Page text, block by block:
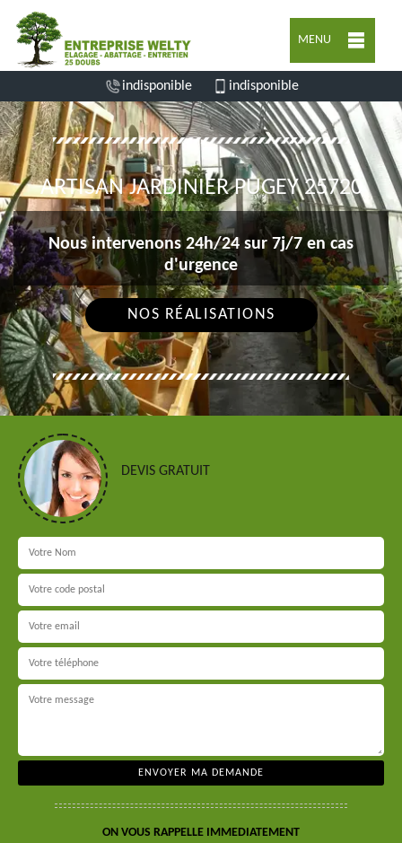
MENU
indisponible indisponible
ARTISAN JARDINIER PUGEY 25720
Nous intervenons 24h/24 sur 7j/7 en cas
d'urgence
NOS RÉALISATIONS
DEVIS GRATUIT
ON VOUS RAPPELLE IMMEDIATEMENT